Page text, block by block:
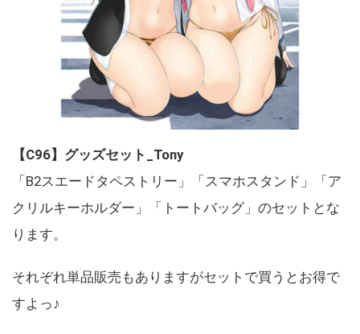
【C96】グッズセット_Tony
「B2スエードタペストリー」「スマホスタンド」「ア
クリルキーホルダー」「トートバッグ」のセットとな
ります。
それぞれ単品販売もありますがセットで買うとお得で
すよっ♪